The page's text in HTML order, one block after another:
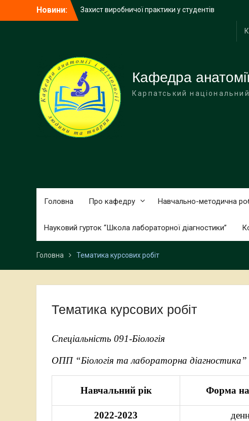
Новини:
Захист виробничої практики у студентів
Франківської обласної ради
Кафедра
Карпатський
Головна Про кафедру Навчально-методична
Науковий гурток “Школа лабораторної діагностики”
Головна Тематика курсових робіт
Тематика курсових робіт
Спеціальність 091-Біологія
ОПП “Біологія та лабораторна діагностика”
Навчальний рік Форма
2022-2023